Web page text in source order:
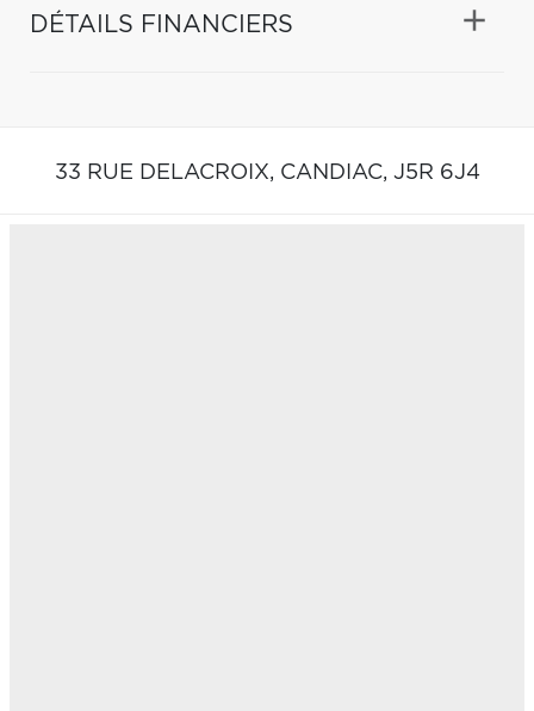
DÉTAILS FINANCIERS
33 RUE DELACROIX, CANDIAC, J5R 6J4